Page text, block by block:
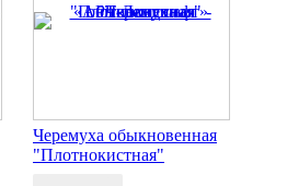
Черемуха обыкновенная
"Плотнокистная"